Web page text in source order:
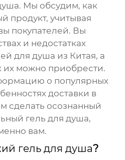
. Мы обсудим, как
продукт, учитывая
покупателей. Вы
и недостатках
для душа из Китая, а
их можно приобрести.
о популярных
доставки в
сделать осознанный
гель для душа,
вам.
гель для душа?